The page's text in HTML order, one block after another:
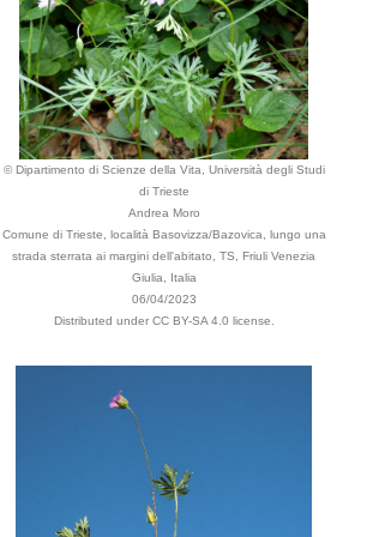
© Dipartimento di Scienze della Vita, Università degli Studi
di Trieste
Andrea Moro
Comune di Trieste, località Basovizza/Bazovica, lungo una
strada sterrata ai margini dell'abitato, TS, Friuli Venezia
Giulia, Italia
06/04/2023
Distributed under CC BY-SA 4.0 license.